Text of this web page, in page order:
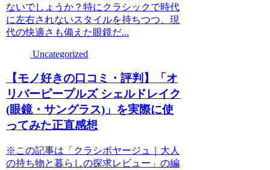
ないでしょうか？特にクラシックで時代
に左右されないスタイルを持ちつつ、現
代の快適さも備えた眼鏡だ...
Uncategorized
【モノ好きの口コミ・評判】「オ
リバーピープルズ シェルドレイク
(眼鏡・サングラス)」を実際に使
ってみた正直感想
※この記事は「クラシボヤージュ｜大人
の持ち物と暮らしの探求レビュー」の編